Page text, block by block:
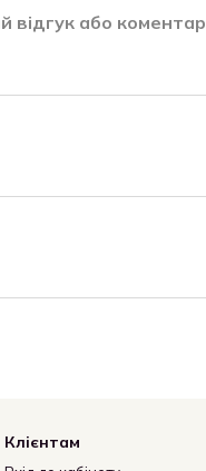
відгук або коментар
Клієнтам